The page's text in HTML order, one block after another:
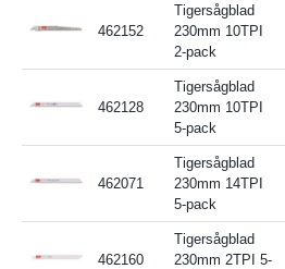
462152
Tigersågblad
230mm 10TPI
2-pack
462128
Tigersågblad
230mm 10TPI
5-pack
462071
Tigersågblad
230mm 14TPI
5-pack
462160
Tigersågblad
230mm 2TPI 5-